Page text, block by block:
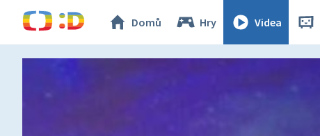
Domů Hry Videa